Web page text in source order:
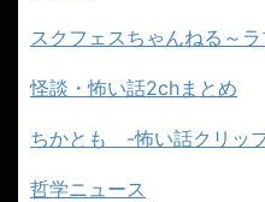
スクフェスちゃんねる～
怪談・怖い話2chまとめ
ちかとも -怖い話クリッ
哲学ニュース